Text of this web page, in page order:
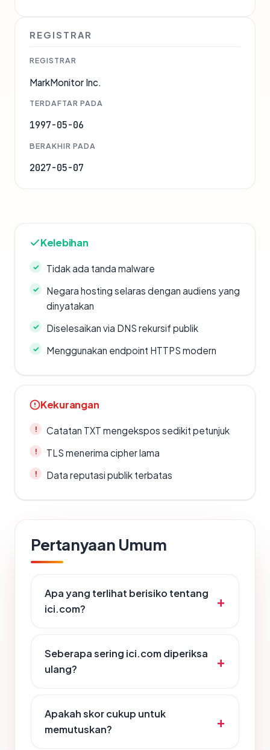
REGISTRAR
REGISTRAR
MarkMonitor Inc.
TERDAFTAR PADA
1997-05-06
BERAKHIR PADA
2027-05-07
Kelebihan
Tidak ada tanda malware
Negara hosting selaras dengan audiens yang
dinyatakan
Diselesaikan via DNS rekursif publik
Menggunakan endpoint HTTPS modern
Kekurangan
Catatan TXT mengekspos sedikit petunjuk
TLS menerima cipher lama
Data reputasi publik terbatas
Pertanyaan Umum
Apa yang terlihat berisiko tentang
ici.com?
Seberapa sering ici.com diperiksa
ulang?
Apakah skor cukup untuk
memutuskan?